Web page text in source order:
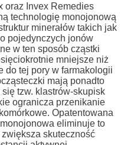
oraz Invex Remedies
technologię monojonową
minerałów takich jak
pojedynczych jonów
w ten sposób cząstki
mniejsze niż
do tej pory w farmakologii
mają ponadto
tzw. klastrów-skupisk
ogranicza przenikanie
Opatentowana
eliminuje to
skuteczność